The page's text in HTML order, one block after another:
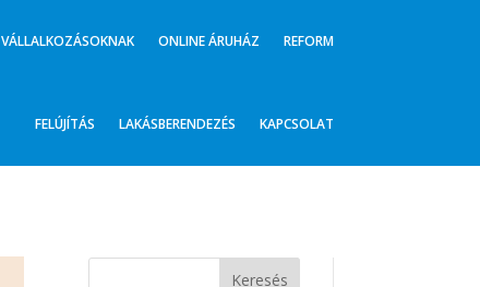
VÁLLALKOZÁSOKNAK ONLINE ÁRUHÁZ REFORM
FELÚJÍTÁS LAKÁSBERENDEZÉS KAPCSOLAT